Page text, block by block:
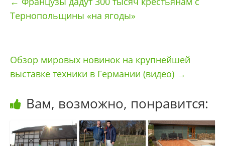
Тернопольщины «на ягоды»
Обзор мировых новинок на крупнейшей
выставке техники в Германии (видео) →
Вам, возможно, понравится: